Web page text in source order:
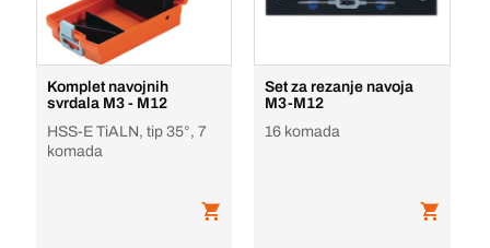
Komplet navojnih
svrdala M3 - M12
HSS-E TiALN, tip 35°, 7
komada
Set za rezanje navoja
M3-M12
16 komada